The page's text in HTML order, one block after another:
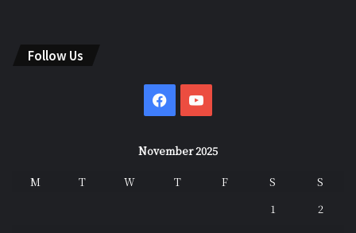
Follow Us
Facebook
November 2025
M T W T F S
S
1
2